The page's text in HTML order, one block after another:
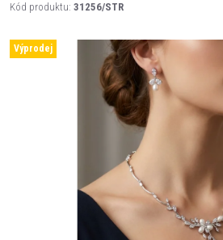
Kód produktu: 31256/STR
Výprodej